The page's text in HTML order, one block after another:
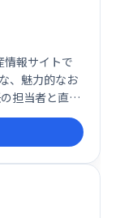
報サイトで
、魅力的なお
担当者と直接
サポートしま
見つけてく